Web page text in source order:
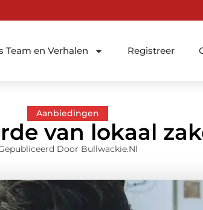
Team en Verhalen Registreer
Aanbiedingen
van lokaal
Door Bullwackie.nl